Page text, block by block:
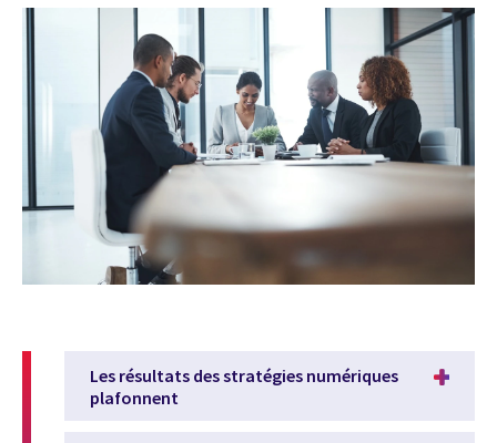
Les résultats des stratégies numériques
plafonnent